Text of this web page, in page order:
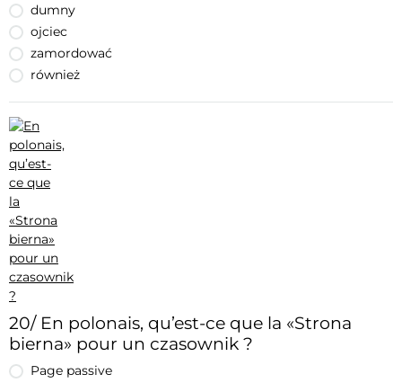
dumny
ojciec
zamordować
również
20/ En polonais, qu’est-ce que la «Strona
bierna» pour un czasownik ?
Page passive